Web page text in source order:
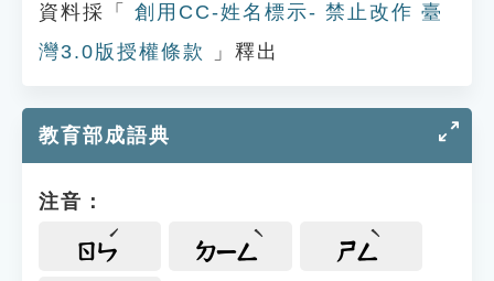
資料採「
創用CC-姓名標示- 禁止改作 臺
灣3.0版授權條款
」釋出
教育部成語典
注音：
ㄖㄣ ㄉㄧㄥ ㄕㄥ